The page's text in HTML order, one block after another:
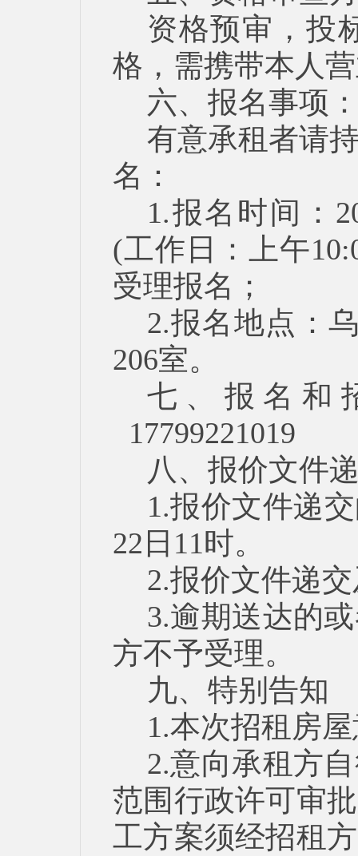
资格预审，投
格，需携带本人
六、报名事项
有意承租者请
名：
1.报名时间：
(工作日：上午
受理报名；
2.报名地点：
206室。
七、报名和
17799221019
八、报价文件
1.报价文件递
22日11时。
2.报价文件递
3.逾期送达的
方不予受理。
九、特别告知
1.本次招租房
2.意向承租方
范围行政许可审
工方案须经招租